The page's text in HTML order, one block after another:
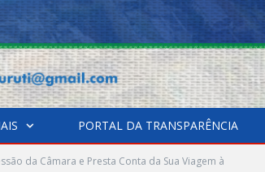
PORTAL DA TRANSPARÊNCIA
da Câmara e Presta Conta da Sua Viagem à